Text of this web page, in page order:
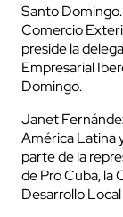
Santo
Comercio
preside la
Empresarial
Domingo.
Janet
América Latina
parte de la
de Pro Cuba, la
Desarrollo